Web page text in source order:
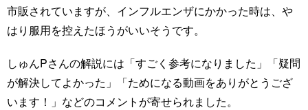
市販されていますが、インフルエンザにかかった時は、や
はり服用を控えたほうがいいそうです。
しゅんPさんの解説には「すごく参考になりました」「疑問
が解決してよかった」「ためになる動画をありがとうござ
います！」などのコメントが寄せられました。